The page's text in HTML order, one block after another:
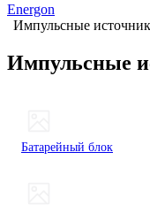
Energon
Импульсные
Импульсные
Батарейный блок